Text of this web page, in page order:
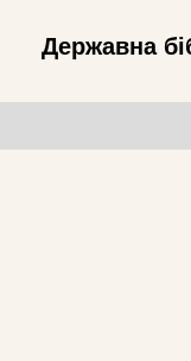
Державна